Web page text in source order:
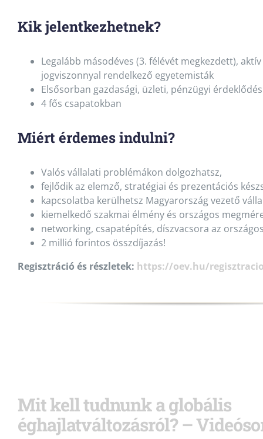
Kik jelentkezhetnek?
Legalább másodéves (3. félévét megkezdett),
jogviszonnyal rendelkező egyetemisták
Elsősorban gazdasági, üzleti, pénzügyi
4 fős csapatokban
Miért érdemes indulni?
Valós vállalati problémákon dolgozhatsz,
fejlődik az elemző, stratégiai és prezentációs
kapcsolatba kerülhetsz Magyarország vezető
kiemelkedő szakmai élmény és országos
networking, csapatépítés, díszvacsora az
2 millió forintos összdíjazás!
Regisztráció és részletek: https://oev.hu/
Mit kell tudnunk a globális
éghajlatváltozásról? –